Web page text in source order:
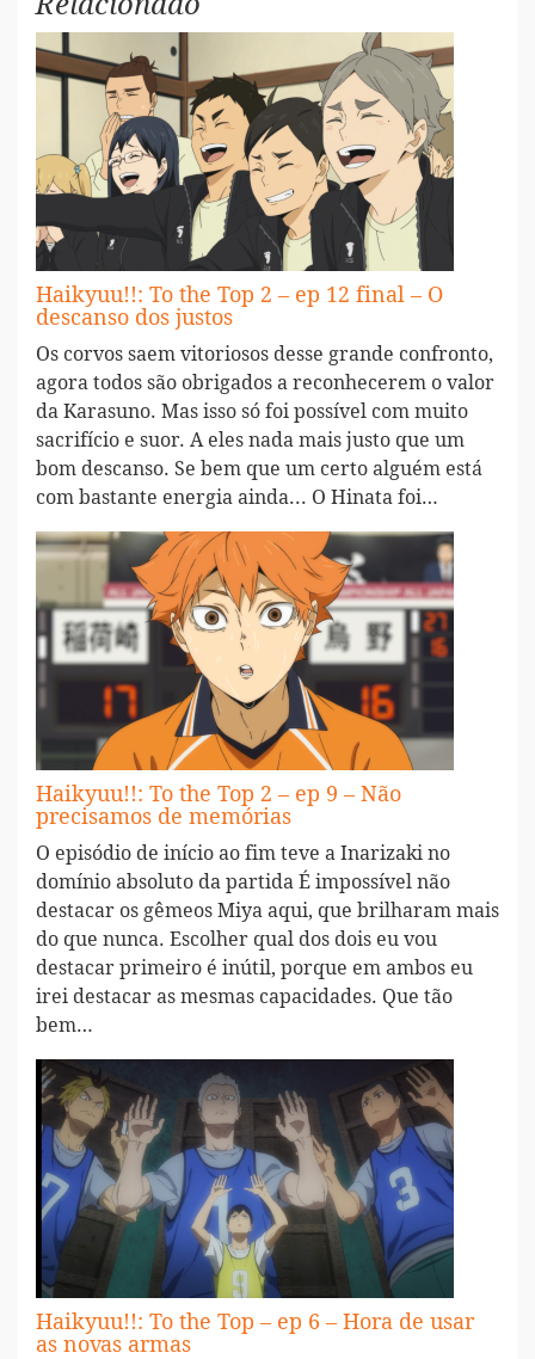
Haikyuu!!: To the Top 2 – ep 12 final – O
descanso dos justos
Os corvos saem vitoriosos desse grande confronto,
agora todos são obrigados a reconhecerem o valor
da Karasuno. Mas isso só foi possível com muito
sacrifício e suor. A eles nada mais justo que um
bom descanso. Se bem que um certo alguém está
com bastante energia ainda... O Hinata foi…
Haikyuu!!: To the Top 2 – ep 9 – Não
precisamos de memórias
O episódio de início ao fim teve a Inarizaki no
domínio absoluto da partida É impossível não
destacar os gêmeos Miya aqui, que brilharam mais
do que nunca. Escolher qual dos dois eu vou
destacar primeiro é inútil, porque em ambos eu
irei destacar as mesmas capacidades. Que tão
bem…
Haikyuu!!: To the Top – ep 6 – Hora de usar
as novas armas